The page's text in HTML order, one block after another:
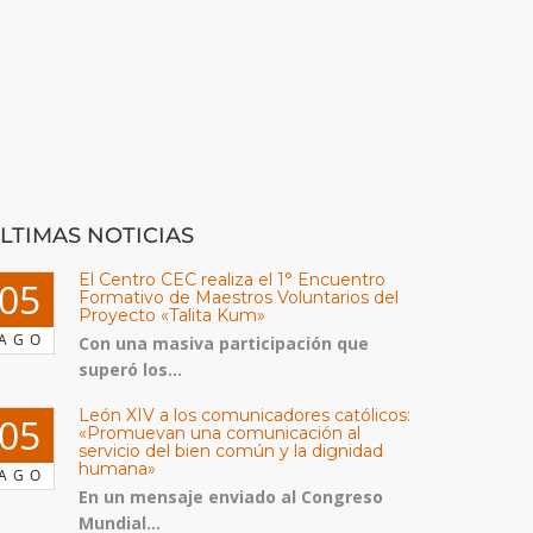
NOTICIAS
El Centro CEC realiza el 1° Encuentro
Formativo de Maestros Voluntarios del
Proyecto «Talita Kum»
Con una masiva participación que
superó los...
León XIV a los comunicadores católicos:
«Promuevan una comunicación al
servicio del bien común y la dignidad
humana»
En un mensaje enviado al Congreso
Mundial...